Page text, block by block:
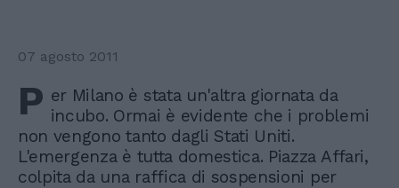
07 agosto 2011
P er Milano è stata un'altra giornata da
incubo. Ormai è evidente che i problemi
non vengono tanto dagli Stati Uniti.
L'emergenza è tutta domestica. Piazza Affari,
colpita da una raffica di sospensioni per